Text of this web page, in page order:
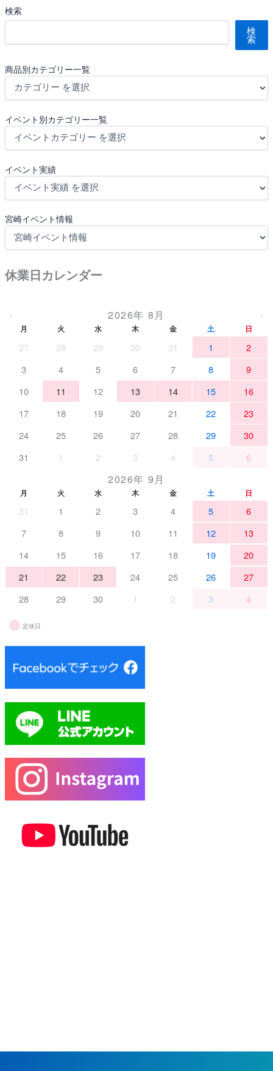
検索
検
索
商品別カテゴリー一覧
イベント別カテゴリー一覧
イベント実績
宮崎イベント情報
休業日カレンダー
‹ 2026年 8月 ›
月 火 水 木 金 土 日
27 28 29 30 31 1
2
3
4 5 6 7 8
9
10
11 12 13 14 15
16
17
18 19 20 21 22
23
24
25 26 27 28 29
30
31
1 2 3 4 5 6
2026年 9月
月 火 水 木 金 土 日
31 1 2 3 4 5
6
7
8 9 10 11 12
13
14
15 16 17 18 19
20
21
22 23 24 25 26
27
28
29 30 1 2 3 4
定休日